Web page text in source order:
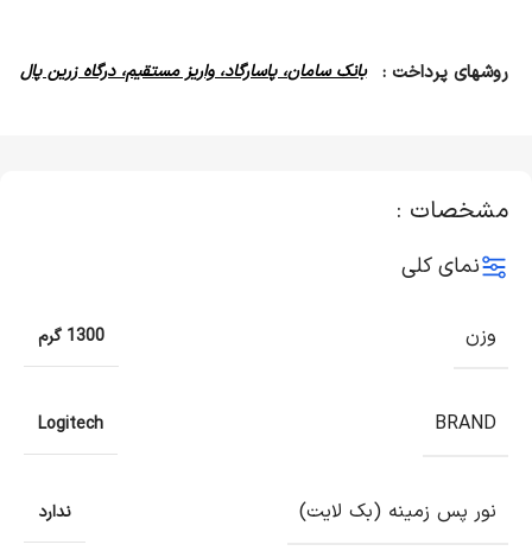
روشهای پرداخت : بانک سامان، پاسارگاد، واریز مستقیم، درگاه زرین پال
مشخصات :
نمای کلی
وزن 1300 گرم
BRAND
Logitech
نور پس زمینه (بک لایت) ندارد